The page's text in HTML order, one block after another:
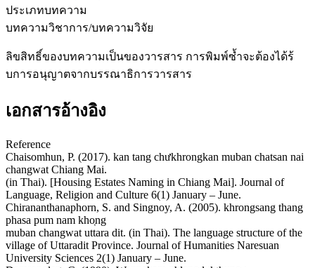
ประเภทบทความ
บทความวิชาการ/บทความวิจัย
ลิขสิทธิ์ของบทความเป็นของวารสาร การพิมพ์ซ้ำจะต้องได้ร้
บการอนุญาตจากบรรณาธิการวารสาร
เอกสารอ้างอิง
Reference
Chaisomhun, P. (2017). kan tang chưkhrongkan muban chatsan nai
changwat Chiang Mai.
(in Thai). [Housing Estates Naming in Chiang Mai]. Journal of
Language, Religion and Culture 6(1) January – June.
Chirananthanaphorn, S. and Singnoy, A. (2005). khrongsang thang
phasa pum nam kho̜ng
muban changwat uttara dit. (in Thai). The language structure of the
village of Uttaradit Province. Journal of Humanities Naresuan
University Sciences 2(1) January – June.